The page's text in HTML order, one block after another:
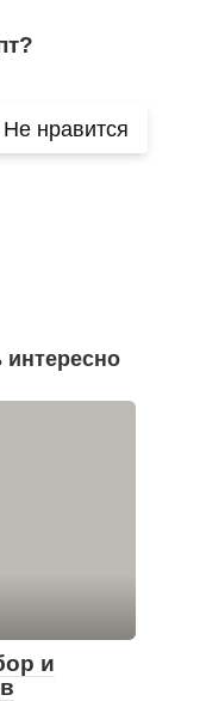
Не нравится
и